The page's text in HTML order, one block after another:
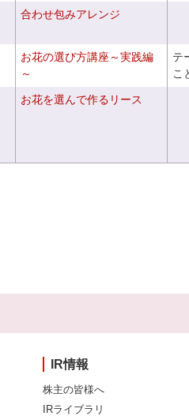
合わせ包みアレンジ
お花の選び方講座～実践編
～
テ
こ
お花を選んで作るリース
IR情報
株主の皆様へ
IRライブラリ